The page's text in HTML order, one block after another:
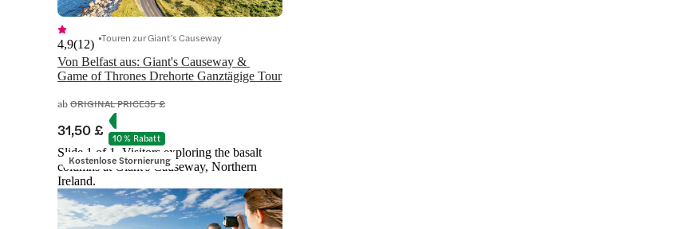
Von Belfast aus: Giant's Causeway &
Game of Thrones Drehorte Ganztägige Tour
4,9(12) Touren zur Giant’s Causeway
abORIGINAL PRICE35 £
31,50 £ 10 % Rabatt
Kostenlose Stornierung
Slide 1 of 1, Visitors exploring the basalt
columns at Giant's Causeway, Northern
Ireland.